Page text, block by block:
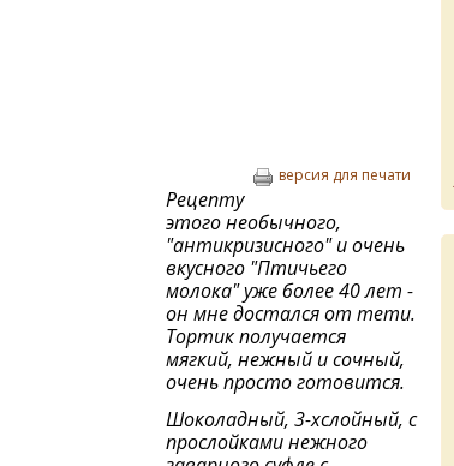
версия для печати
Рецепту
этого необычного,
"антикризисного" и очень
вкусного "Птичьего
молока" уже более 40 лет -
он мне достался от тети.
Тортик получается
мягкий, нежный и сочный,
очень просто готовится.
Шоколадный, 3-хслойный, с
прослойками нежного